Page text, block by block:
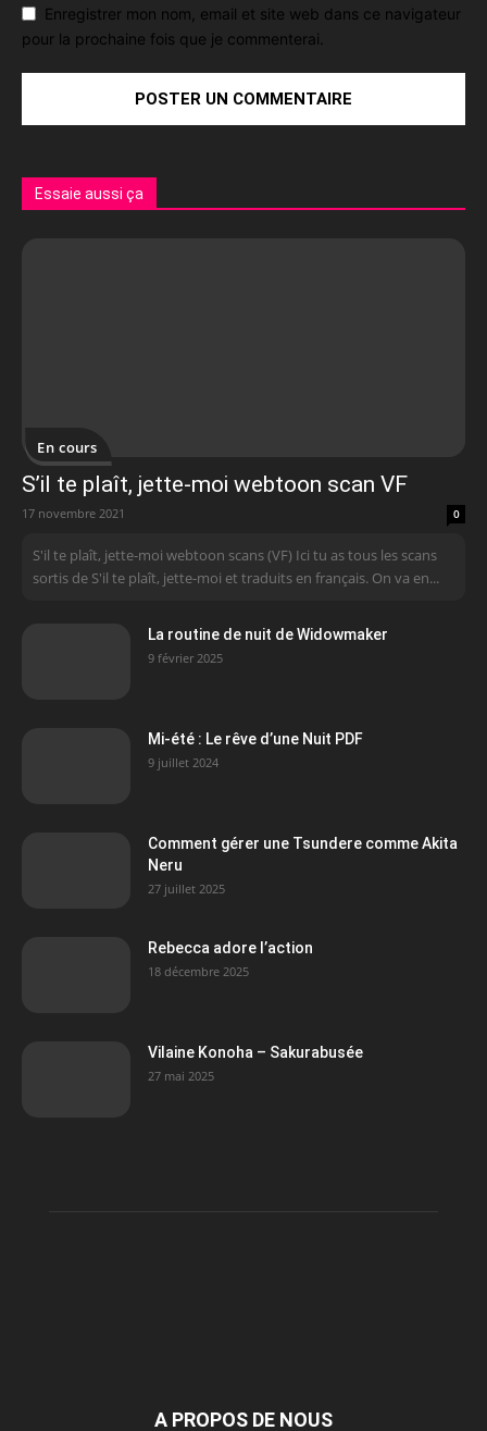
Enregistrer mon nom, email et site web dans ce navigateur
pour la prochaine fois que je commenterai.
Essaie aussi ça
En cours
S’il te plaît, jette-moi webtoon scan VF
17 novembre 2021 0
S'il te plaît, jette-moi webtoon scans (VF) Ici tu as tous les scans
sortis de S'il te plaît, jette-moi et traduits en français. On va en...
La routine de nuit de Widowmaker
9 février 2025
Mi-été : Le rêve d’une Nuit PDF
9 juillet 2024
Comment gérer une Tsundere comme Akita
Neru
27 juillet 2025
Rebecca adore l’action
18 décembre 2025
Vilaine Konoha – Sakurabusée
27 mai 2025
A PROPOS DE NOUS